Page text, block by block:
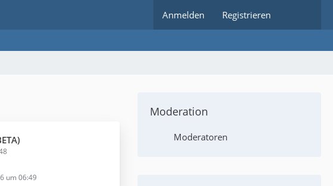
Anmelden Registrieren
um 06:49
Moderation
Moderatoren